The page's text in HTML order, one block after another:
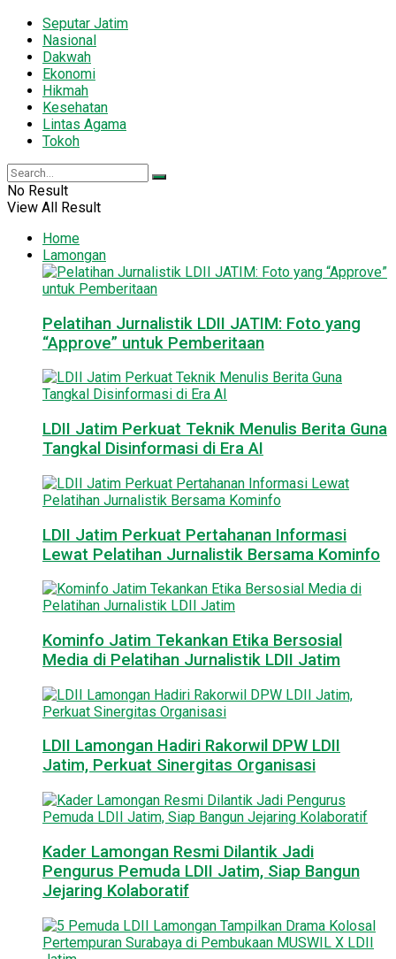
Seputar Jatim
Nasional
Dakwah
Ekonomi
Hikmah
Kesehatan
Lintas Agama
Tokoh
No Result
View All Result
Home
Lamongan
Pelatihan Jurnalistik LDII JATIM: Foto yang
“Approve” untuk Pemberitaan
LDII Jatim Perkuat Teknik Menulis Berita Guna
Tangkal Disinformasi di Era AI
LDII Jatim Perkuat Pertahanan Informasi
Lewat Pelatihan Jurnalistik Bersama Kominfo
Kominfo Jatim Tekankan Etika Bersosial
Media di Pelatihan Jurnalistik LDII Jatim
LDII Lamongan Hadiri Rakorwil DPW LDII
Jatim, Perkuat Sinergitas Organisasi
Kader Lamongan Resmi Dilantik Jadi
Pengurus Pemuda LDII Jatim, Siap Bangun
Jejaring Kolaboratif